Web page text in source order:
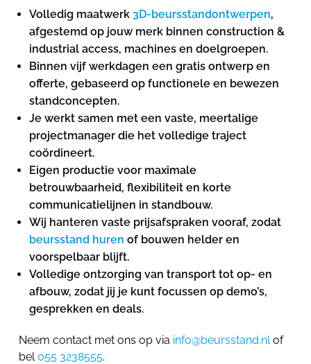
Volledig maatwerk 3D-beursstandontwerpen,
afgestemd op jouw merk binnen construction &
industrial access, machines en doelgroepen.
Binnen vijf werkdagen een gratis ontwerp en
offerte, gebaseerd op functionele en bewezen
standconcepten.
Je werkt samen met een vaste, meertalige
projectmanager die het volledige traject
coördineert.
Eigen productie voor maximale
betrouwbaarheid, flexibiliteit en korte
communicatielijnen in standbouw.
Wij hanteren vaste prijsafspraken vooraf, zodat
beursstand huren of bouwen helder en
voorspelbaar blijft.
Volledige ontzorging van transport tot op- en
afbouw, zodat jij je kunt focussen op demo’s,
gesprekken en deals.
Neem contact met ons op via info@beursstand.nlof
bel055 3238555.